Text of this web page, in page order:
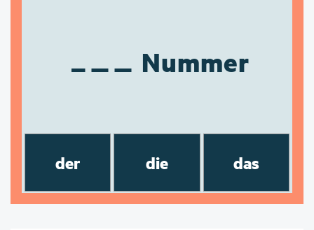
Nummer
der die das